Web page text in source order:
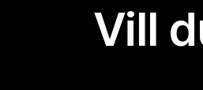
Vill